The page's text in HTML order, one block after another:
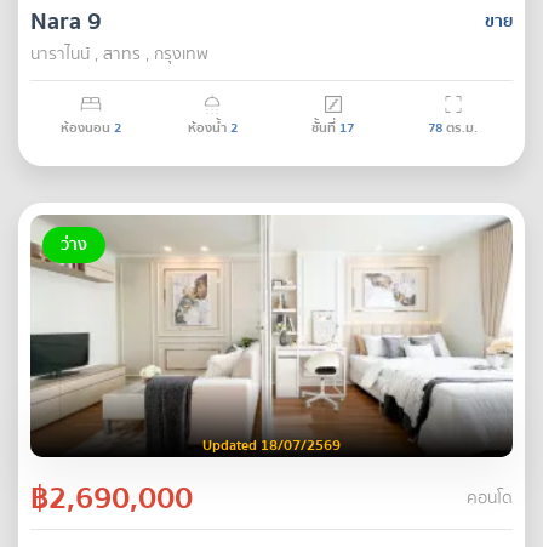
ขาย
Nara 9
นาราไนน์ , สาทร , กรุงเทพ
ห้องนอน 2 ห้องน้ำ2 ชั้นที่ 17 78ตร.ม.
ว่าง
Updated 18/07/2569
฿2,690,000 คอนโด